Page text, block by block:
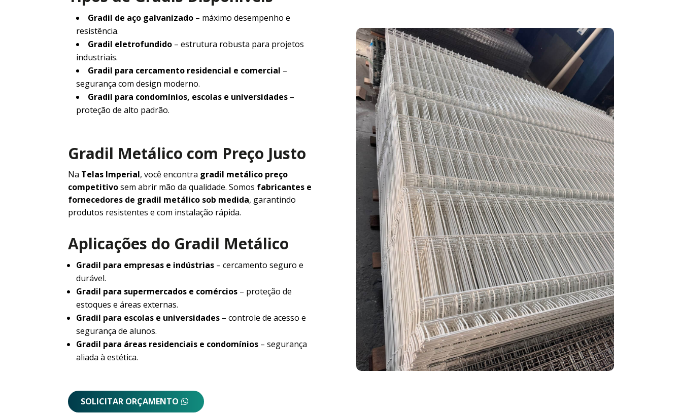
Gradil de aço galvanizado – máximo desempenho e
resistência.
Gradil eletrofundido – estrutura robusta para projetos
industriais.
Gradil para cercamento residencial e comercial –
segurança com design moderno.
Gradil para condomínios, escolas e universidades –
proteção de alto padrão.
Gradil Metálico com Preço Justo
Na Telas Imperial, você encontra gradil metálico preço
competitivosem abrir mão da qualidade. Somos fabricantes e
fornecedores de gradil metálico sob medida, garantindo
produtos resistentes e com instalação rápida.
Aplicações do Gradil Metálico
Gradil para empresas e indústrias – cercamento seguro e
durável.
Gradil para supermercados e comércios – proteção de
estoques e áreas externas.
Gradil para escolas e universidades – controle de acesso e
segurança de alunos.
Gradil para áreas residenciais e condomínios – segurança
aliada à estética.
SOLICITAR ORÇAMENTO